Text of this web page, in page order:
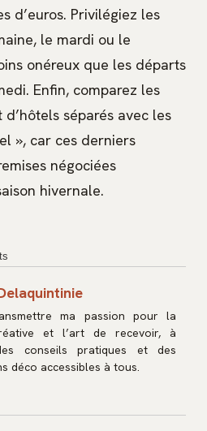
d’euros. Privilégiez les
le mardi ou le
onéreux que les départs
Enfin, comparez les
séparés avec les
», car ces derniers
négociées
hivernale.
ma passion pour la
et l’art de recevoir, à
conseils pratiques et des
déco accessibles à tous.